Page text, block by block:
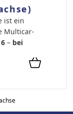
ist ein
Multicar-
– bei